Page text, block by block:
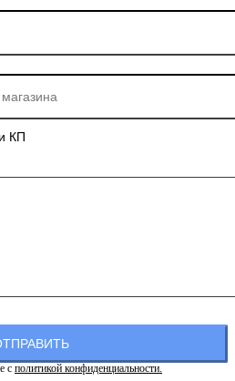
КП
с политикой конфиденциальности.